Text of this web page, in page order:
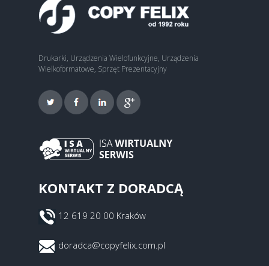
Drukarki, Urządzenia Wielofunkcyjne, Urządzenia
Wielkoformatowe, Sprzęt Prezentacyjny
KONTAKT Z DORADCĄ
12 619 20 00 Kraków
doradca@copyfelix.com.pl